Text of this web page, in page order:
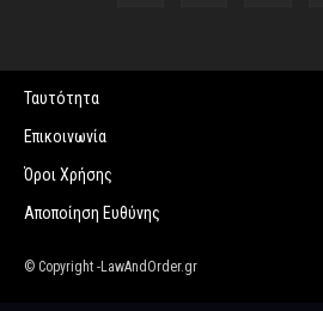
Ταυτότητα
Επικοινωνία
Όροι Χρήσης
Αποποίηση Ευθύνης
© Copyright -LawAndOrder.gr